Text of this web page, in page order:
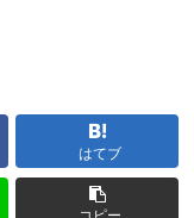
はてブ